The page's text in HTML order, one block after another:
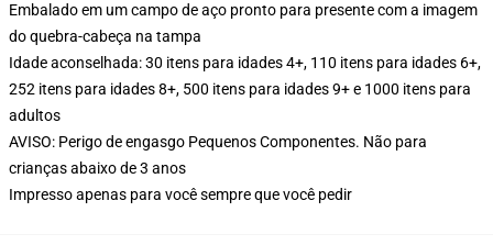
Embalado em um campo de aço pronto para presente com a imagem
do quebra-cabeça na tampa
Idade aconselhada: 30 itens para idades 4+, 110 itens para idades 6+,
252 itens para idades 8+, 500 itens para idades 9+ e 1000 itens para
adultos
AVISO: Perigo de engasgo Pequenos Componentes. Não para
crianças abaixo de 3 anos
Impresso apenas para você sempre que você pedir